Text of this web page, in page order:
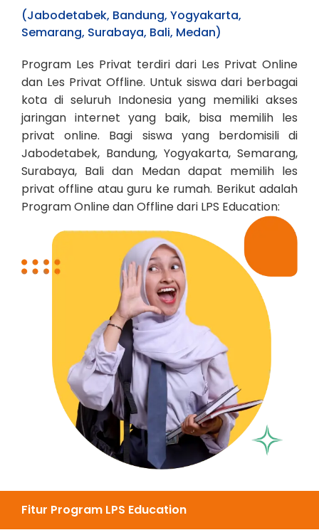
(Jabodetabek, Bandung, Yogyakarta,
Semarang, Surabaya, Bali, Medan)
Program Les Privat terdiri dari Les Privat Online
dan Les Privat Offline. Untuk siswa dari berbagai
kota di seluruh Indonesia yang memiliki akses
jaringan internet yang baik, bisa memilih les
privat online. Bagi siswa yang berdomisili di
Jabodetabek, Bandung, Yogyakarta, Semarang,
Surabaya, Bali dan Medan dapat memilih les
privat offline atau guru ke rumah. Berikut adalah
Program Online dan Offline dari LPS Education:
Fitur Program LPS Education